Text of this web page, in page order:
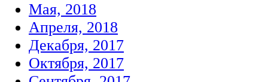
Мая, 2018
Апреля, 2018
Декабря, 2017
Октября, 2017